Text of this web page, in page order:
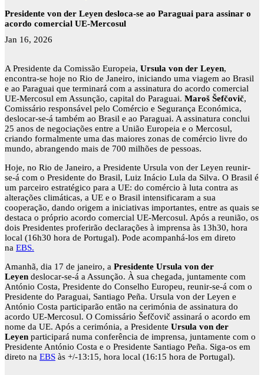
Presidente von der Leyen desloca-se ao Paraguai para assinar o
acordo comercial UE-Mercosul
Jan 16, 2026
A Presidente da Comissão Europeia, Ursula von der Leyen,
encontra-se hoje no Rio de Janeiro, iniciando uma viagem ao Brasil
e ao Paraguai que terminará com a assinatura do acordo comercial
UE-Mercosul em Assunção, capital do Paraguai. Maroš Šefčovič,
Comissário responsável pelo Comércio e Segurança Económica,
deslocar-se-á também ao Brasil e ao Paraguai. A assinatura conclui
25 anos de negociações entre a União Europeia e o Mercosul,
criando formalmente uma das maiores zonas de comércio livre do
mundo, abrangendo mais de 700 milhões de pessoas.
Hoje, no Rio de Janeiro, a Presidente Ursula von der Leyen reunir-
se-á com o Presidente do Brasil, Luiz Inácio Lula da Silva. O Brasil é
um parceiro estratégico para a UE: do comércio à luta contra as
alterações climáticas, a UE e o Brasil intensificaram a sua
cooperação, dando origem a iniciativas importantes, entre as quais se
destaca o próprio acordo comercial UE-Mercosul. Após a reunião, os
dois Presidentes proferirão declarações à imprensa às 13h30, hora
local (16h30 hora de Portugal). Pode acompanhá-los em direto
na EBS.
Amanhã, dia 17 de janeiro, a Presidente Ursula von der
Leyen deslocar-se-á a Assunção. À sua chegada, juntamente com
António Costa, Presidente do Conselho Europeu, reunir-se-á com o
Presidente do Paraguai, Santiago Peña. Ursula von der Leyen e
António Costa participarão então na cerimónia de assinatura do
acordo UE-Mercosul. O Comissário Šefčovič assinará o acordo em
nome da UE. Após a cerimónia, a Presidente Ursula von der
Leyen participará numa conferência de imprensa, juntamente com o
Presidente António Costa e o Presidente Santiago Peña. Siga-os em
direto na EBS às +/-13:15, hora local (16:15 hora de Portugal).